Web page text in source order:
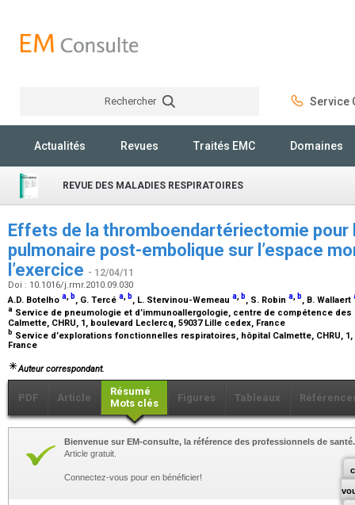
Rechercher Service
Actualités Revues Traités EMC Domaines
REVUE DES MALADIES RESPIRATOIRES
Effets de la thromboendartériectomie pour
pulmonaire post-embolique sur l’espace
l’exercice - 12/04/11
Doi : 10.1016/j.rmr.2010.09.030
A.D. Botelho a, b, G. Tercé a, b, L. Stervinou-Wemeau a, b, S. Robin a, b, B. Wallaert
a Service de pneumologie et d’immunoallergologie, centre de compétence
Calmette, CHRU, 1, boulevard Leclercq, 59037 Lille cedex, France
b Service d’explorations fonctionnelles respiratoires, hôpital Calmette, CHRU,
France
Auteur correspondant.
PDF Article
Résumé
Mots clés
Figures Tableaux
Bienvenue sur EM-consulte, la référence des professionnels de santé.
Article gratuit.
Connectez-vous pour en bénéficier!